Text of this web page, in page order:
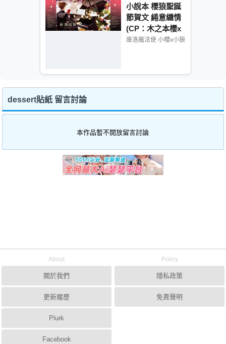
小說本 櫻狼聖誕
節賀文 綣意繾情
(CP：木之本櫻x
李小狼)
庫洛魔法使 小櫻x小狼
dessert貼紙 留言討論
本作品暫不開放留言討論
About
關於我們
更新履歷
Plurk
Facebook
Policy
隱私政策
免責聲明